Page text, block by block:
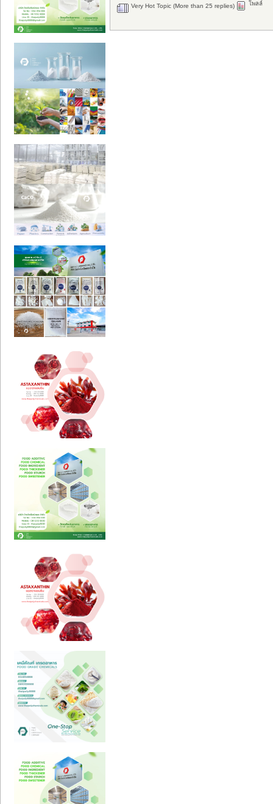
Very Hot Topic (More than 25 replies) โพลล์